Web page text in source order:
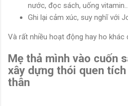
nước, đọc sách, uống vitamin...
Ghi lại cảm xúc, suy nghĩ với
Và rất nhiều hoạt động hay ho khác
Mẹ thả mình vào cuốn
xây dựng thói quen
thân